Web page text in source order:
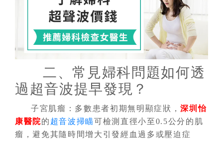
二、常見婦科問題如何透
過超音波提早發現？
子宮肌瘤：多數患者初期無明顯症狀，深圳怡
康醫院的 超音波掃瞄可檢測直徑小至0.5公分的肌
瘤，避免其隨時間增大引發經血過多或壓迫症